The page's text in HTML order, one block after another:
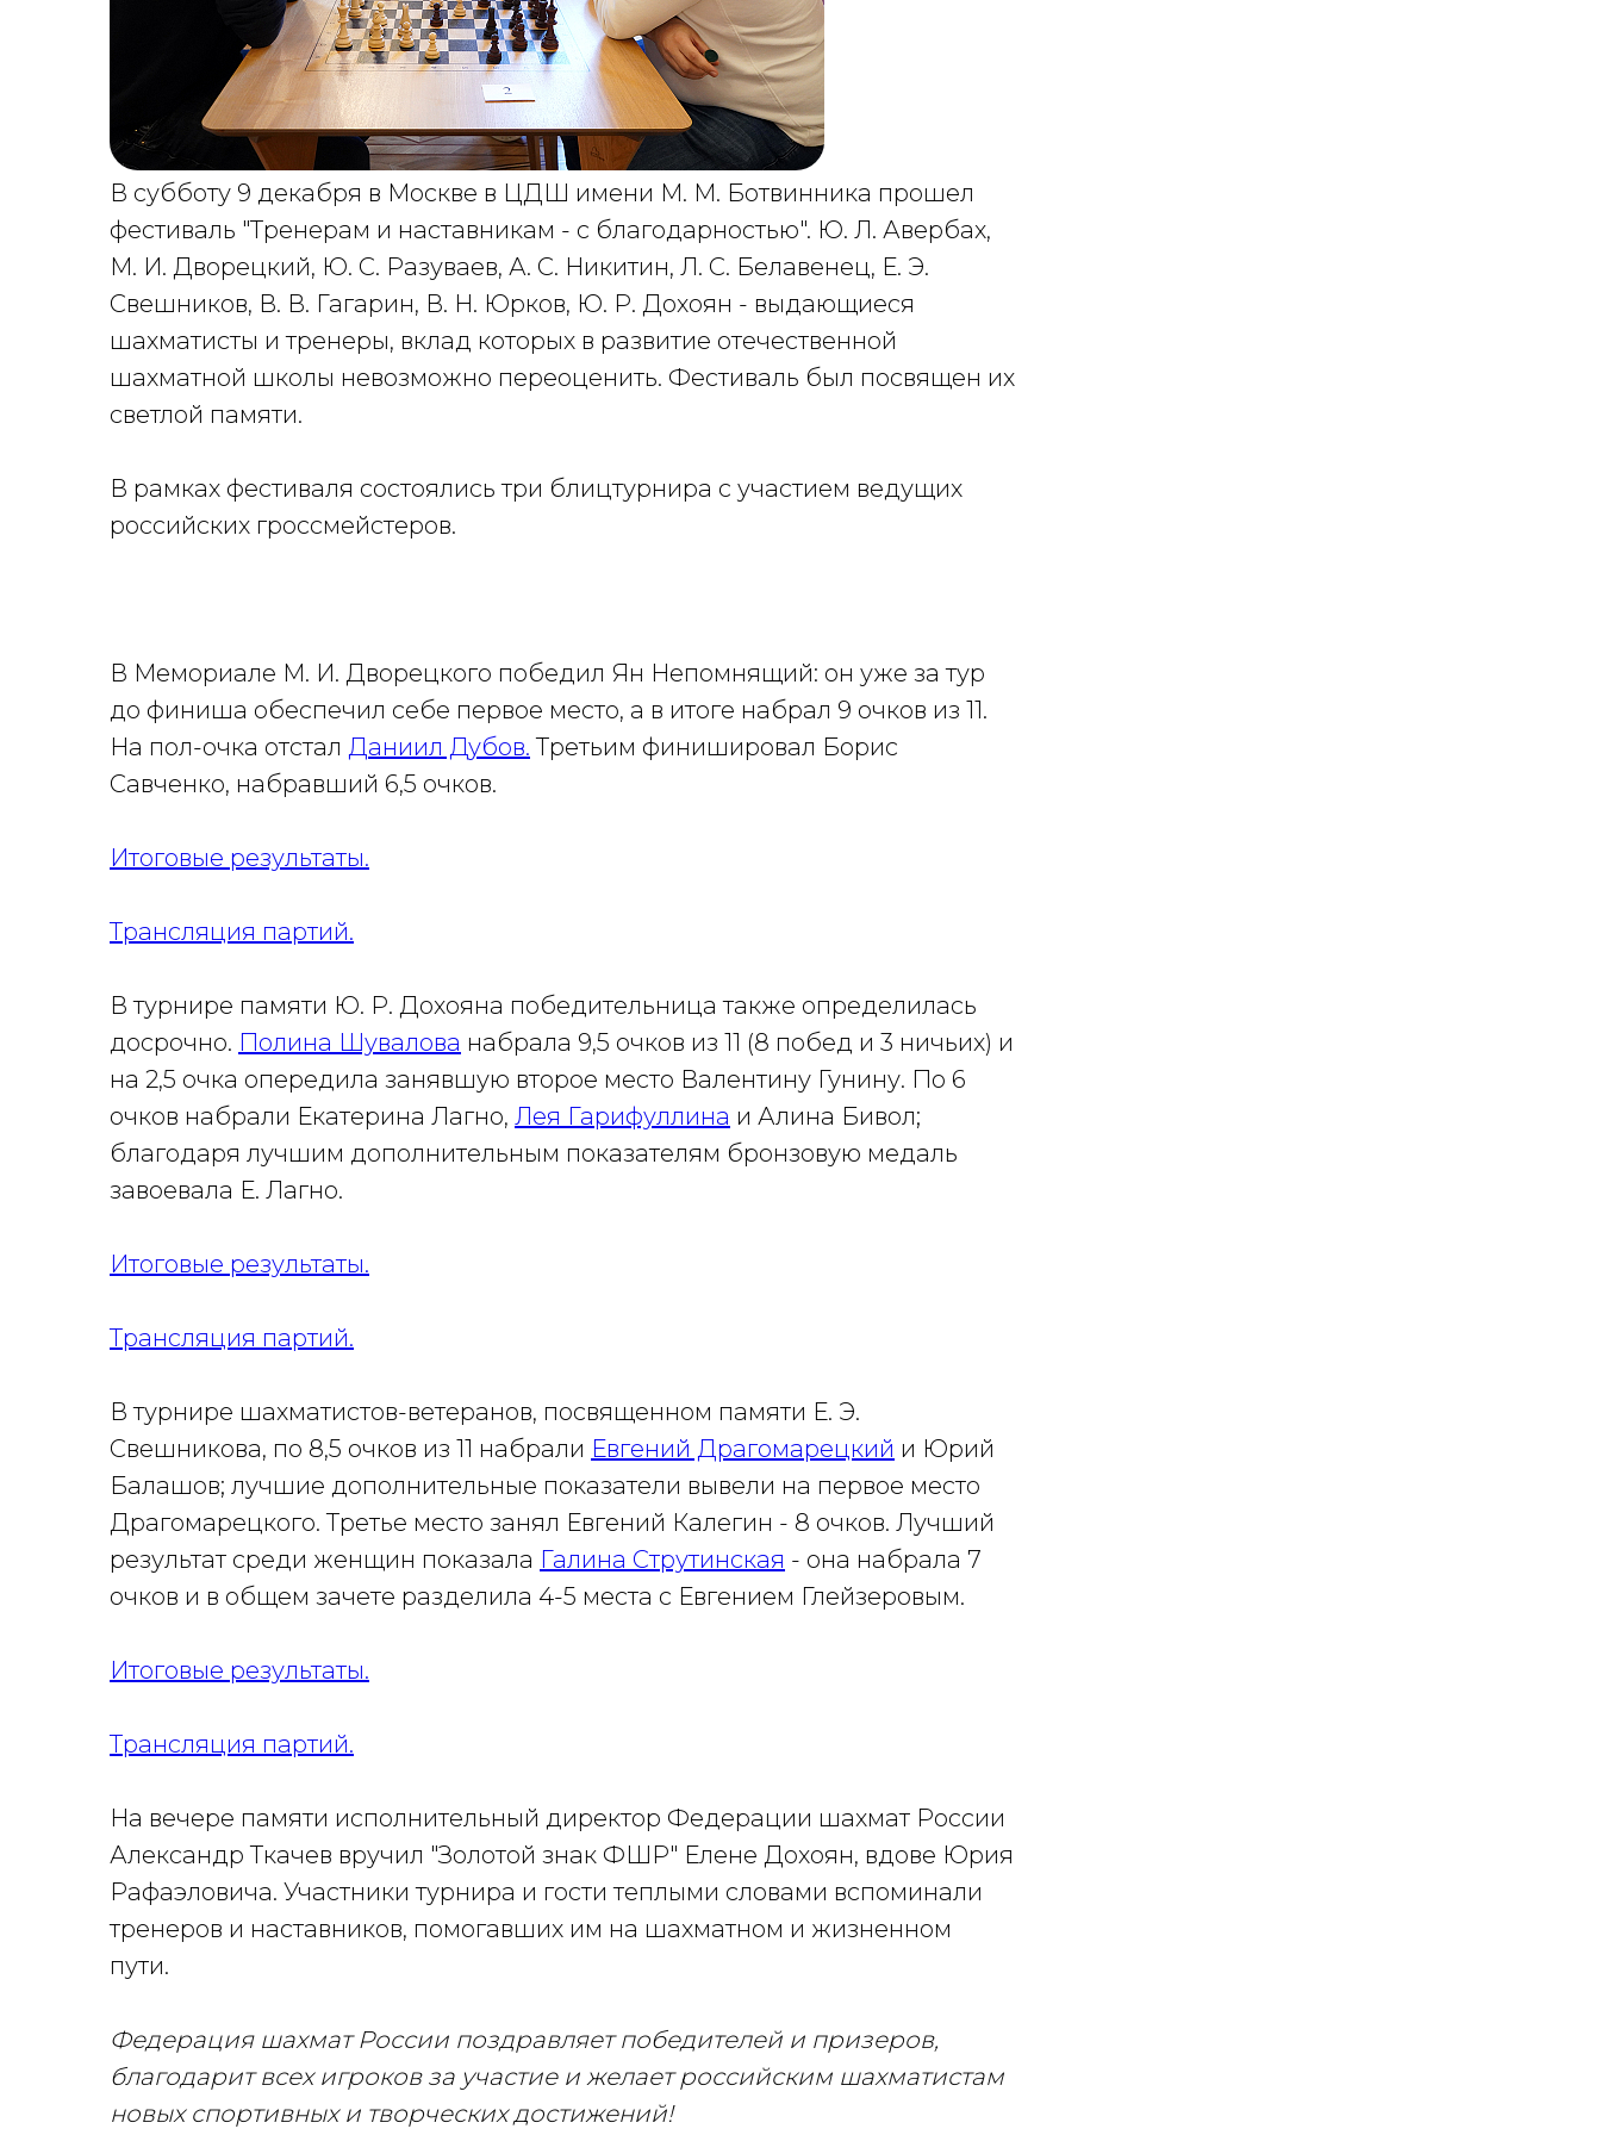
В субботу 9 декабря в Москве в ЦДШ имени М. М. Ботвинника прошел
фестиваль "Тренерам и наставникам - с благодарностью". Ю. Л. Авербах,
М. И. Дворецкий, Ю. С. Разуваев, А. С. Никитин, Л. С. Белавенец, Е. Э.
Свешников, В. В. Гагарин, В. Н. Юрков, Ю. Р. Дохоян - выдающиеся
шахматисты и тренеры, вклад которых в развитие отечественной
шахматной школы невозможно переоценить. Фестиваль был посвящен их
светлой памяти.
В рамках фестиваля состоялись три блицтурнира с участием ведущих
российских гроссмейстеров.
В Мемориале М. И. Дворецкого победил Ян Непомнящий: он уже за тур
до финиша обеспечил себе первое место, а в итоге набрал 9 очков из 11.
На пол-очка отстал Даниил Дубов. Третьим финишировал Борис
Савченко, набравший 6,5 очков.
Итоговые результаты.
Трансляция партий.
В турнире памяти Ю. Р. Дохояна победительница также определилась
досрочно. Полина Шувалова набрала 9,5 очков из 11 (8 побед и 3 ничьих) и
на 2,5 очка опередила занявшую второе место Валентину Гунину. По 6
очков набрали Екатерина Лагно, Лея Гарифуллина и Алина Бивол;
благодаря лучшим дополнительным показателям бронзовую медаль
завоевала Е. Лагно.
Итоговые результаты.
Трансляция партий.
В турнире шахматистов-ветеранов, посвященном памяти Е. Э.
Свешникова, по 8,5 очков из 11 набрали Евгений Драгомарецкий и Юрий
Балашов; лучшие дополнительные показатели вывели на первое место
Драгомарецкого. Третье место занял Евгений Калегин - 8 очков. Лучший
результат среди женщин показала Галина Струтинская - она набрала 7
очков и в общем зачете разделила 4-5 места с Евгением Глейзеровым.
Итоговые результаты.
Трансляция партий.
На вечере памяти исполнительный директор Федерации шахмат России
Александр Ткачев вручил "Золотой знак ФШР" Елене Дохоян, вдове Юрия
Рафаэловича. Участники турнира и гости теплыми словами вспоминали
тренеров и наставников, помогавших им на шахматном и жизненном
пути.
Федерация шахмат России поздравляет победителей и призеров,
благодарит всех игроков за участие и желает российским шахматистам
новых спортивных и творческих достижений!